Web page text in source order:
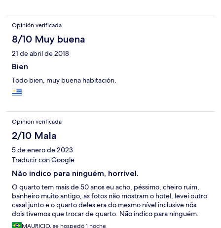
Opinión verificada
8/10 Muy buena
21 de abril de 2018
Bien
Todo bien, muy buena habitación.
Opinión verificada
2/10 Mala
5 de enero de 2023
Traducir con Google
Não indico para ninguém, horrível.
O quarto tem mais de 50 anos eu acho, péssimo, cheiro ruim,
banheiro muito antigo, as fotos não mostram o hotel, levei outro
casal junto e o quarto deles era do mesmo nível inclusive nós
dois tivemos que trocar de quarto. Não indico para ninguém.
MAURICIO, se hospedó 1 noche